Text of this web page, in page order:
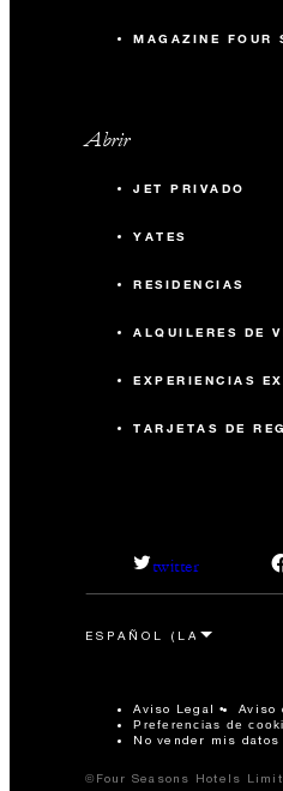
MAGAZINE FOUR
Abrir
JET PRIVADO
YATES
RESIDENCIAS
ALQUILERES DE
EXPERIENCIAS
TARJETAS DE
twitter
Aviso Legal Aviso
Preferencias de
No vender mis
©Four Seasons Hotels